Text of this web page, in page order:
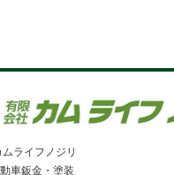
ライフノジリ
車鈑金・塗装